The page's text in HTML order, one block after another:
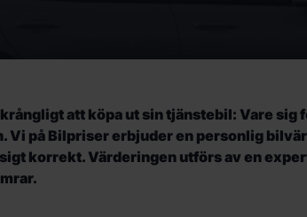
att köpa ut sin tjänstebil: Vare sig
Vi på Bilpriser erbjuder en personlig
korrekt. Värderingen utförs av en